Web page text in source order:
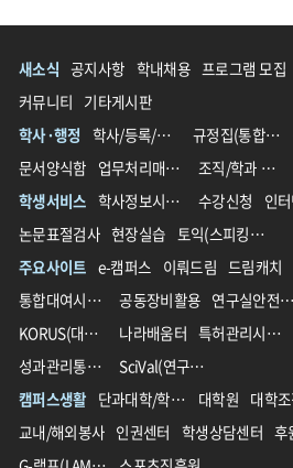
새소식 공지사항 학내채용 프로그램 모집
커뮤니티 기타게시판
학사·행정
학사/등록/장학 규정집(통합 전)
문서양식함
업무처리매뉴얼
조직/학과 영문명 가이드
학생서비스
학사정보시스템 수강신청
논문표절검사 현장실습
토익(스피킹)할인
주요사이트 e-캠퍼스 이뤄드림 드림캐치
통합대여시스템
공동장비활용 연구실안전관리
KORUS(대외서비스)
나라배움터 특허관리시스템
성과관리통합시스템(IPMS)
SciVal(연구성과분석솔루션)
캠퍼스생활
단과대학/학과/학부 대학원 대학
교내/해외봉사 인권센터 학생상담센터 후